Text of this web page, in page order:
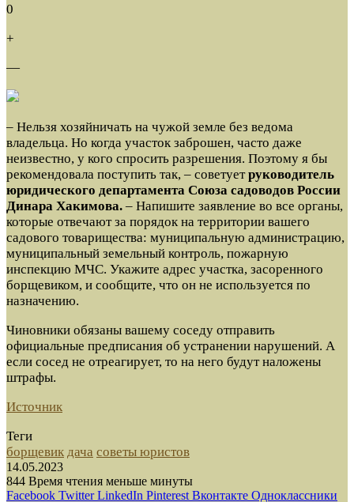
0
+
—
– Нельзя хозяйничать на чужой земле без ведома
владельца. Но когда участокзаброшен, часто даже
неизвестно, у кого спросить разрешения. Поэтому я бы
рекомендовала поступить так, – советуетруководитель
юридического департамента Союза садоводов России
Динара Хакимова. – Напишите заявление во все органы,
которые отвечают за порядок на территории вашего
садового товарищества: муниципальную администрацию,
муниципальный земельный контроль, пожарную
инспекцию МЧС. Укажите адрес участка, засоренного
борщевиком, и сообщите, что он не используется по
назначению.
Чиновники обязаны вашему соседу отправить
официальные предписания об устранении нарушений. А
если сосед не отреагирует, то на него будут наложены
штрафы.
Источник
Теги
борщевик дача советы юристов
14.05.2023
844 Время чтения меньше минуты
Facebook Twitter LinkedIn Pinterest Вконтакте Одноклассники